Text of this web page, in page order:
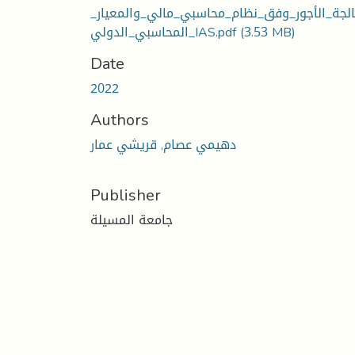
المحاسبي_الدولي_IAS.pdf(3.53 MB)
Date
2022
Authors
دهيمي عصام, قريشي عمار
Publisher
جامعة المسيلة